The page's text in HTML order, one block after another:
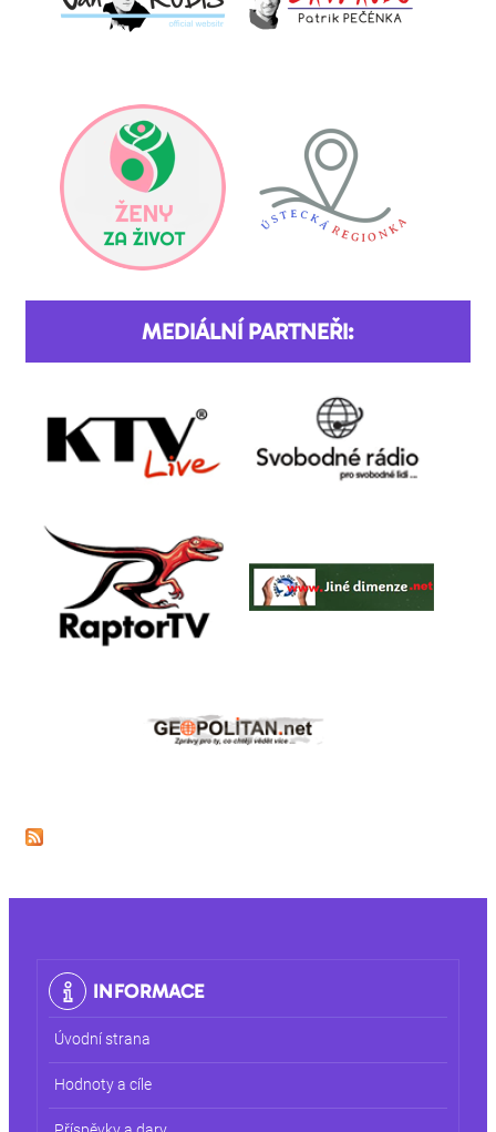
MEDIÁLNÍ PARTNEŘI:
INFORMACE
Úvodní strana
Hodnoty a cíle